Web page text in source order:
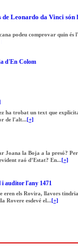
Leonardo da Vinci són
podeu comprovar quin és
d'En Colom
ha trobat un text que
de l'alt...[+]
Joana la Boja a la presó?
raó d’Estat? En...[+]
i auditor l'any 1471
eren els Rovira, llavors
Rovere esdevé el...[+]